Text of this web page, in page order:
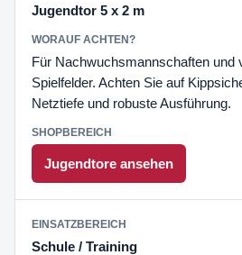
Jugendtor 5 x 2 m
Für Nachwuchsmannschaften und
Spielfelder. Achten Sie auf
Netztiefe und robuste Ausführung.
Jugendtore ansehen
Schule / Training